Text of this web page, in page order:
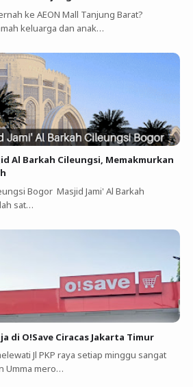
ke AEON Mall Tanjung Barat?
keluarga dan anak…
Al Barkah Cileungsi, Memakmurkan
Bogor Masjid Jami' Al Barkah
sat…
di O!Save Ciracas Jakarta Timur
Jl PKP raya setiap minggu sangat
Umma mero…